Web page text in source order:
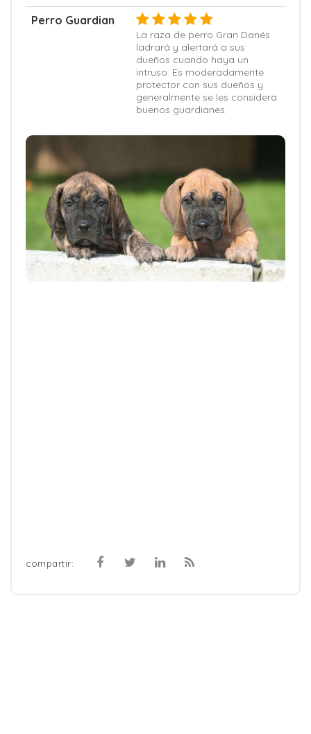
Perro Guardian
La raza de perro Gran Danés
ladrará y alertará a sus
dueños cuando haya un
intruso. Es moderadamente
protector con sus dueños y
generalmente se les considera
buenos guardianes.
compartir: